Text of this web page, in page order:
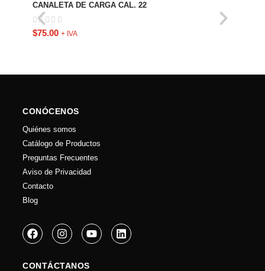
CANALETA DE CARGA CAL. 22
$75.00 + IVA
CONÓCENOS
Quiénes somos
Catálogo de Productos
Preguntas Frecuentes
Aviso de Privacidad
Contacto
Blog
CONTÁCTANOS